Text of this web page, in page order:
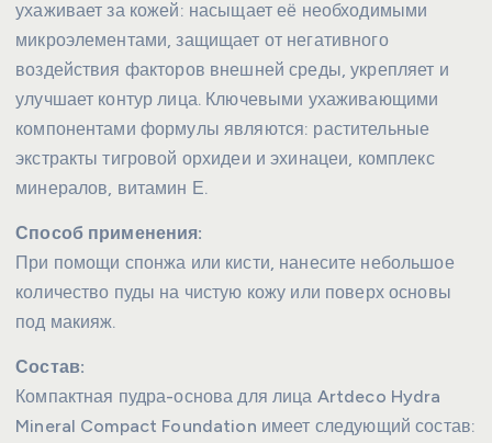
ухаживает за кожей: насыщает её необходимыми
микроэлементами, защищает от негативного
воздействия факторов внешней среды, укрепляет и
улучшает контур лица. Ключевыми ухаживающими
компонентами формулы являются: растительные
экстракты тигровой орхидеи и эхинацеи, комплекс
минералов, витамин Е.
Способ применения:
При помощи спонжа или кисти, нанесите небольшое
количество пуды на чистую кожу или поверх основы
под макияж.
Состав:
Компактная пудра-основа для лица Artdeco Hydra
Mineral Compact Foundation имеет следующий состав: